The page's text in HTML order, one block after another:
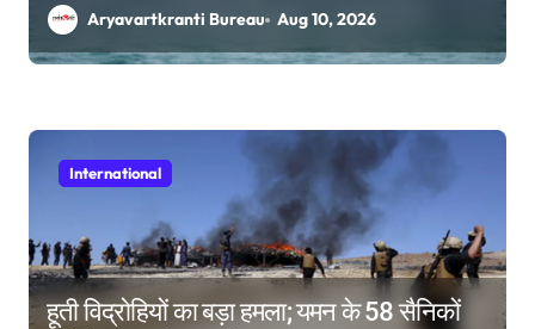
Aryavartkranti Bureau Aug 10, 2026
International
हूती विद्रोहियों का बड़ा हमला; यमन के 58 सैनिकों